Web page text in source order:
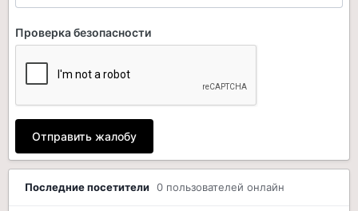
Проверка безопасности
Отправить жалобу
Последние посетители 0 пользователей онлайн